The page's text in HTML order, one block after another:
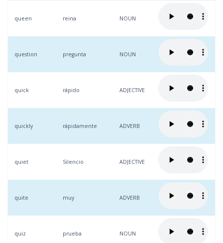
queen reina NOUN
question pregunta NOUN
quick rápido ADJECTIVE
quickly rápidamente ADVERB
quiet Silencio ADJECTIVE
quite muy ADVERB
quiz prueba NOUN